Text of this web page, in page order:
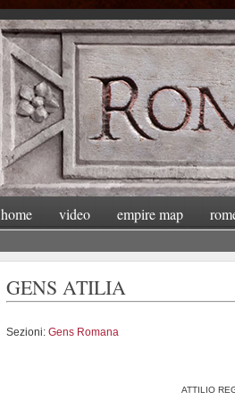
home video empire map
GENS ATILIA
Sezioni: Gens Romana
ATTILIO